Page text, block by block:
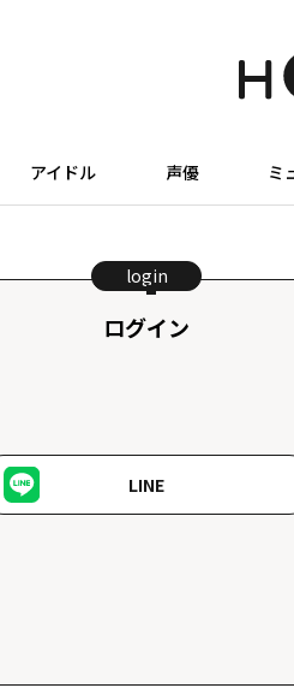
アイドル 声優 ミ
login
ログイン
LINE